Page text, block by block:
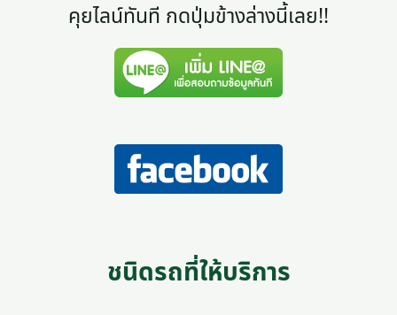
คุยไลน์ทันที กดปุ่มข้างล่างนี้เลย!!
ชนิดรถที่ให้บริการ